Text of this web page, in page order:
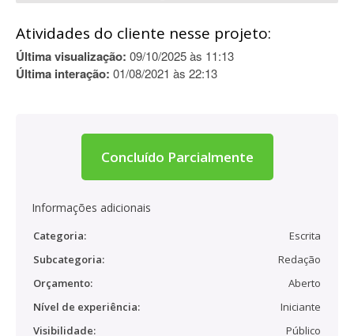
Atividades do cliente nesse projeto:
Última visualização: 09/10/2025 às 11:13
Última interação: 01/08/2021 às 22:13
Concluído Parcialmente
Informações adicionais
Categoria:
Escrita
Subcategoria:
Redação
Orçamento:
Aberto
Nível de experiência:
Iniciante
Visibilidade:
Público